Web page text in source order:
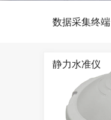
数据采集终端
静力水准仪